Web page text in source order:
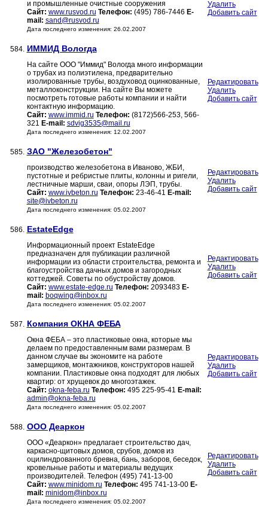
и промышленные очистные сооружения
Сайт: www.rusvod.ru Телефон: (495) 786-7446 E-
mail: sand@rusvod.ru
Дата последнего изменения: 26.02.2007
Удалить
Добавить сайт
584. ИММИД Вологда
На сайте ООО "Иммид" Вологда много информации
о трубах из полиэтилена, предварительно
изолированные трубы, воздуховод оцинкованные,
металлоконструкции. На сайте Вы можете
посмотреть готовые работы компании и найти
контактную информацию.
Сайт: www.immid.ru Телефон: (8172)566-253, 566-
321 E-mail: sdvig3535@mail.ru
Дата последнего изменения: 12.02.2007
Редактировать
Удалить
Добавить сайт
585. ЗАО "Железобетон"
производство железобетона в Иваново, ЖБИ,
пустотные и ребристые плиты, колонны и ригели,
лестничные марши, сваи, опоры ЛЭП, трубы.
Сайт: www.ivbeton.ru Телефон: 23-46-41 E-mail:
site@ivbeton.ru
Дата последнего изменения: 05.02.2007
Редактировать
Удалить
Добавить сайт
586. EstateEdge
Информационный проект EstateEdge
предназначен для публикации различной
информации из области строительства, ремонта и
благоустройства дачных домов и загородных
коттеджей. Советы по обустройству домов.
Сайт: www.estate-edge.ru Телефон: 2093483 E-
mail: boqwing@inbox.ru
Дата последнего изменения: 05.02.2007
Редактировать
Удалить
Добавить сайт
587. Компания ОКНА ФЕБА
Окна ФЕБА – это пластиковые окна, которые мы
делаем по предоставленным вами размерам. В
данном случае вы экономите на работе
замерщиков, монтажников, конструкторов нашей
компании. Пластиковые окна подходят для любых
квартир: от хрущевок до многоэтажек.
Сайт: okna-feba.ru Телефон: 495 225-95-41 E-mail:
admin@okna-feba.ru
Дата последнего изменения: 05.02.2007
Редактировать
Удалить
Добавить сайт
588. ООО Деаркон
ООО «Деаркон» предлагает строительство дач,
каркасно-щитовых домов, срубов, домов из
оцилиндрованного бревна, бань, заборов, беседок,
кровельные работы и материалы ведущих
производителей. Телефон (495) 741-13-00
Сайт: www.minidom.ru Телефон: 495 741-13-00 E-
mail: minidom@inbox.ru
Дата последнего изменения: 05.02.2007
Редактировать
Удалить
Добавить сайт